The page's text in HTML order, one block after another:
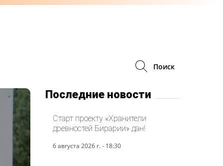
Поиск
Последние новости
Старт проекту «Хранители
древностей Бирарии» дан!
6 августа 2026 г. - 18:30